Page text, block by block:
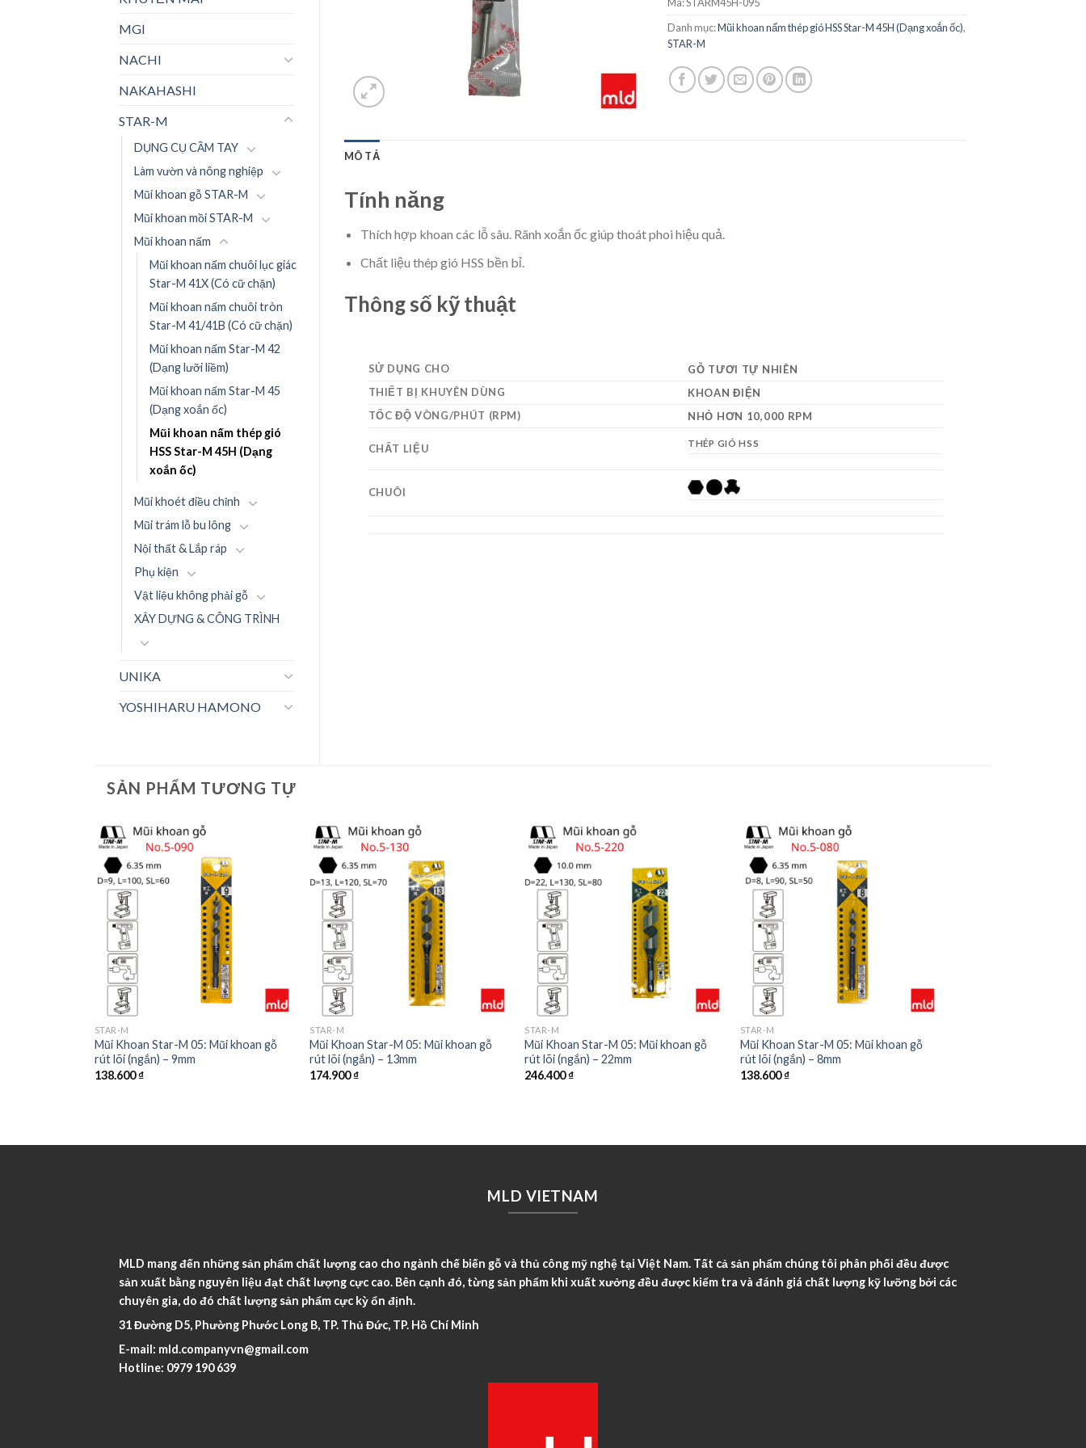
MGI
NACHI
NAKAHASHI
STAR-M
DỤNG CỤ CẦM TAY
Làm vườn và nông nghiệp
Mũi khoan gỗ STAR-M
Mũi khoan mồi STAR-M
Mũi khoan nấm
Mũi khoan nấm chuôi lục giác
Star-M 41X (Có cữ chặn)
Mũi khoan nấm chuôi tròn
Star-M 41/41B (Có cữ chặn)
Mũi khoan nấm Star-M 42
(Dạng lưỡi liềm)
Mũi khoan nấm Star-M 45
(Dạng xoắn ốc)
Mũi khoan nấm thép gió
HSS Star-M 45H (Dạng
xoắn ốc)
Mũi khoét điều chỉnh
Mũi trám lỗ bu lông
Nội thất & Lắp ráp
Phụ kiện
Vật liệu không phải gỗ
XÂY DỰNG & CÔNG TRÌNH
UNIKA
YOSHIHARU HAMONO
Danh mục:Mũi khoan nấm thép gió HSS Star-M 45H (Dạng xoắn ốc),
STAR-M
MÔ TẢ
Tính năng
Thích hợp khoan các lỗ sâu. Rãnh xoắn ốc giúp thoát phoi hiệu quả.
Chất liệu thép gió HSS bền bỉ.
Thông số kỹ thuật
SỬ DỤNG CHO
GỖ TƯƠI TỰ NHIÊN
THIẾT BỊ KHUYÊN DÙNG
KHOAN ĐIỆN
TỐC ĐỘ VÒNG/PHÚT (RPM)
NHỎ HƠN 10,000 RPM
CHẤT LIỆU THÉP GIÓ HSS
CHUÔI
SẢN PHẨM TƯƠNG TỰ
STAR-M
Mũi Khoan Star-M 05: Mũi khoan gỗ
rút lõi (ngắn) – 9mm
138.600₫
STAR-M
Mũi Khoan Star-M 05: Mũi khoan gỗ
rút lõi (ngắn) – 13mm
174.900₫
STAR-M
Mũi Khoan Star-M 05: Mũi khoan gỗ
rút lõi (ngắn) – 22mm
246.400₫
STAR-M
Mũi Khoan Star-M 05: Mũi khoan gỗ
rút lõi (ngắn) – 8mm
138.600₫
MLD VIETNAM
MLD mang đến những sản phẩm chất lượng cao cho ngành chế biến gỗ và thủ công mỹ nghệ tại Việt Nam. Tất cả sản phẩm chúng tôi phân phối đều được
sản xuất bằng nguyên liệu đạt chất lượng cực cao. Bên cạnh đó, từng sản phẩm khi xuất xưởng đều được kiểm tra và đánh giá chất lượng kỹ lưỡng bởi các
chuyên gia, do đó chất lượng sản phẩm cực kỳ ổn định.
31 Đường D5, Phường Phước Long B, TP. Thủ Đức, TP. Hồ Chí Minh
E-mail: mld.companyvn@gmail.com
Hotline: 0979 190 639